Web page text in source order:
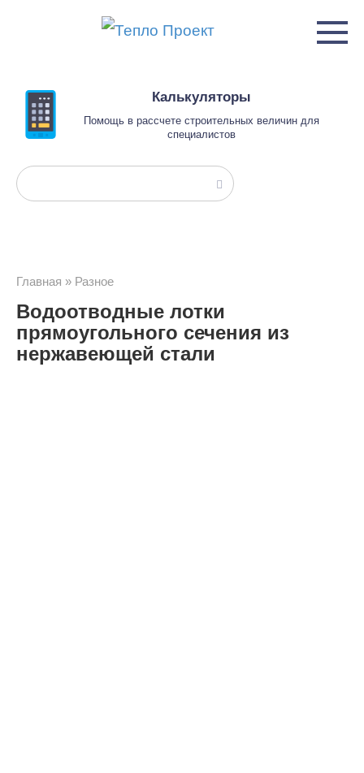
Калькуляторы
Помощь в рассчете строительных величин для
специалистов
Поиск:
Главная » Разное
Водоотводные лотки
прямоугольного сечения из
нержавеющей стали